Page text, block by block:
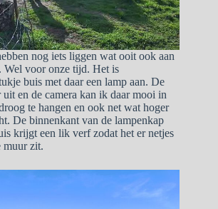
nog iets liggen wat ooit ook aan
Wel voor onze tijd. Het is
buis met daar een lamp aan. De
en de camera kan ik daar mooi in
te hangen en ook net wat hoger
De binnenkant van de lampenkap
krijgt een lik verf zodat het er netjes
muur zit.